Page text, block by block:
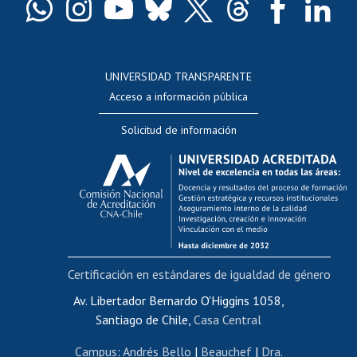
Docentes
Evaluación docente
Calificación académica
Postulación al AUCAI
Funcionarias/os
Cursos internos de capacitación
Bienestar del personal
Portal de movilidad interna
Certificado de renta
Certificado de renta honorarios
UNIVERSIDAD TRANSPARENTE
Acceso a información pública
Solicitud de información
Av. Libertador Bernardo O'Higgins 1058,
Santiago de Chile, Casa Central
Campus: Andrés Bello | Beauchef| Dra.
Certificación en estándares de igualdad de género